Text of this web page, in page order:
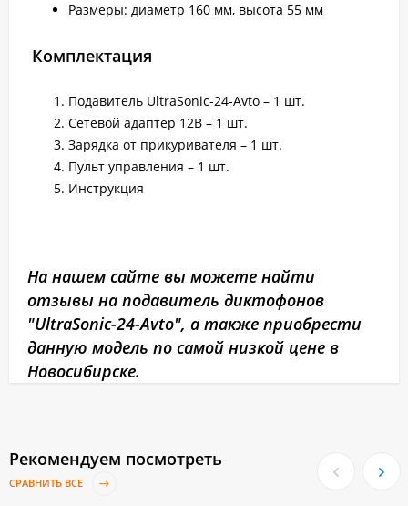
Размеры: диаметр 160 мм, высота 55 мм
Комплектация
Подавитель UltraSonic-24-Avto – 1 шт.
Сетевой адаптер 12В – 1 шт.
Зарядка от прикуривателя – 1 шт.
Пульт управления – 1 шт.
Инструкция
На нашем сайте вы можете найти
отзывы на подавитель диктофонов
"UltraSonic-24-Avto", а также приобрести
данную модель по самой низкой цене в
Новосибирске.
Рекомендуем посмотреть
СРАВНИТЬ ВСЕ